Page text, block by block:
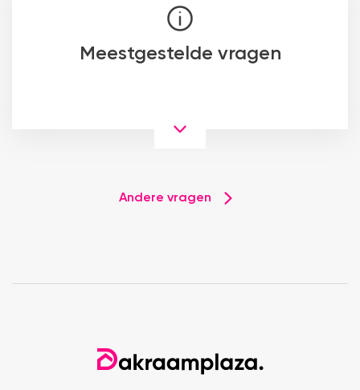
Meestgestelde vragen
Andere vragen